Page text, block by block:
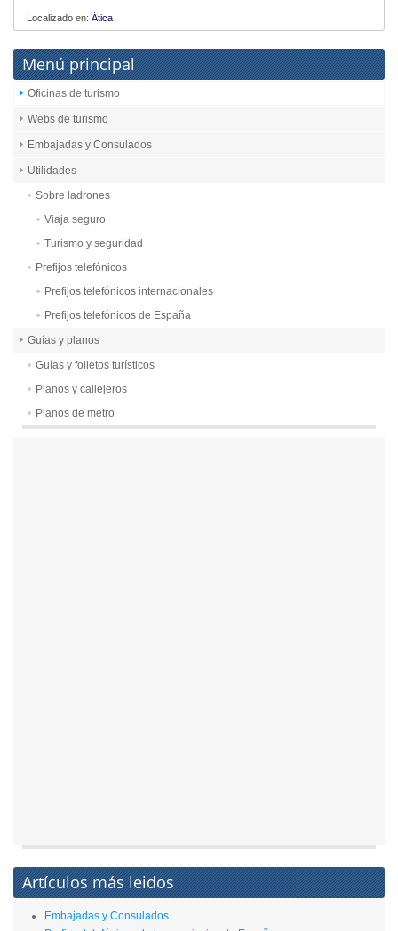
Localizado en: Ática
Menú principal
Oficinas de turismo
Webs de turismo
Embajadas y Consulados
Utilidades
Sobre ladrones
Viaja seguro
Turismo y seguridad
Prefijos telefónicos
Prefijos telefónicos internacionales
Prefijos telefónicos de España
Guías y planos
Guías y folletos turísticos
Planos y callejeros
Planos de metro
Artículos más leidos
Embajadas y Consulados